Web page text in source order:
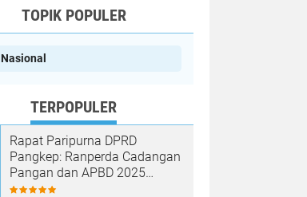
TOPIK POPULER
Nasional
TERPOPULER
Rapat Paripurna DPRD
Pangkep: Ranperda Cadangan
Pangan dan APBD 2025
Disetujui dengan Sejumlah